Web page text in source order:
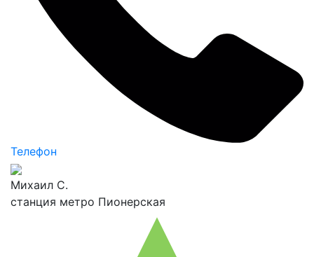
Телефон
Михаил С.
станция метро Пионерская